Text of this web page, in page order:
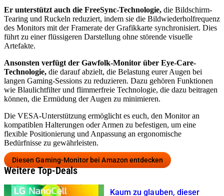
Er unterstützt auch die FreeSync-Technologie, die Bildschirm-
Tearing und Ruckeln reduziert, indem sie die Bildwiederholfrequenz
des Monitors mit der Framerate der Grafikkarte synchronisiert. Dies
führt zu einer flüssigeren Darstellung ohne störende visuelle
Artefakte.
Ansonsten verfügt der Gawfolk-Monitor über Eye-Care-
Technologie, die darauf abzielt, die Belastung eurer Augen bei
langen Gaming-Sessions zu reduzieren. Dazu gehören Funktionen
wie Blaulichtfilter und flimmerfreie Technologie, die dazu beitragen
können, die Ermüdung der Augen zu minimieren.
Die VESA-Unterstützung ermöglicht es euch, den Monitor an
kompatiblen Halterungen oder Armen zu befestigen, um eine
flexible Positionierung und Anpassung an ergonomische
Bedürfnisse zu gewährleisten.
Diesen Gaming-Monitor bei Amazon entdecken
Weitere Top-Deals
Kaum zu glauben, dieser